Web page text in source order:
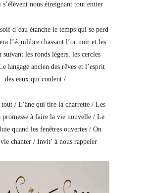
nous étreignant tout entier
d’eau étanche le temps qui se perd
l’équilibre chassant l’or noir et les
suivant les ronds légers, les cercles
langage ancien des rêves et l’esprit
des eaux qui coulent /
tout / L’âne qui tire la charrette / Les
promesse à faire la vie nouvelle / Le
quand les fenêtres ouvertes / On
chanter / Invit’ à nous rappeler